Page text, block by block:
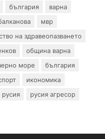
българия
варна
мвр
на здравеопазването
община варна
море
българия
икономика
русия
русия агресор